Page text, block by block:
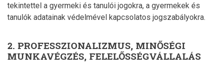
tekintettel a gyermeki és tanulói jogokra, a gyermekek és
tanulók adatainak védelmével kapcsolatos jogszabályokra.
2. PROFESSZIONALIZMUS, MINŐSÉGI
MUNKAVÉGZÉS, FELELŐSSÉGVÁLLALÁS